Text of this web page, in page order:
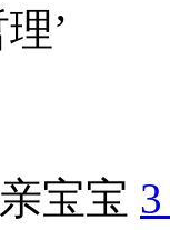
’
宝宝